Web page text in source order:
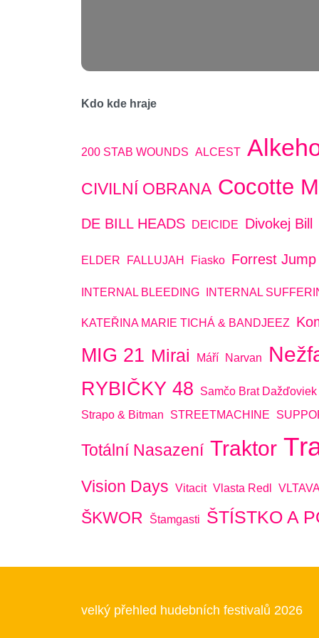
Kdo kde hraje
200 STAB WOUNDS ALCEST
CIVILNÍ OBRANA Cocotte
DE BILL HEADS DEICIDE Divokej Bill
ELDER FALLUJAH Fiasko Forrest Jump
INTERNAL BLEEDING INTERNAL
KATEŘINA MARIE TICHÁ & BANDJEEZ
MIG 21 Mirai Máří Narvan
RYBIČKY 48
Samčo Brat Dažďoviek
Strapo & Bitman
STREETMACHINE
Totální Nasazení Traktor
Vision Days Vitacit Vlasta Redl
ŠKWOR Štamgasti ŠTÍSTKO A
velký přehled hudebních festivalů 2026